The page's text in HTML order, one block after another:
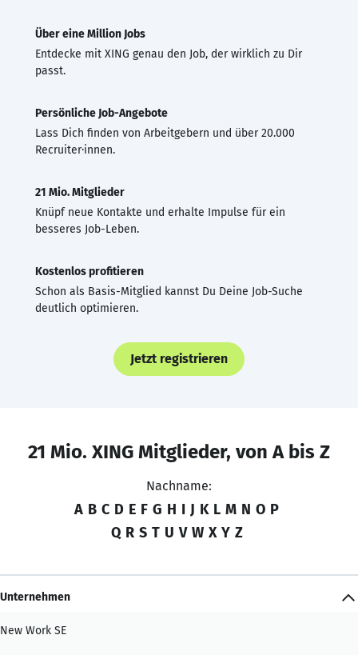
Über eine Million Jobs
Entdecke mit XING genau den Job, der wirklich zu Dir
passt.
Persönliche Job-Angebote
Lass Dich finden von Arbeitgebern und über 20.000
Recruiter·innen.
21 Mio. Mitglieder
Knüpf neue Kontakte und erhalte Impulse für ein
besseres Job-Leben.
Kostenlos profitieren
Schon als Basis-Mitglied kannst Du Deine Job-Suche
deutlich optimieren.
Jetzt registrieren
21 Mio. XING Mitglieder, von A bis Z
Nachname:
A B C D E F G H I J K L M N O P
Q R S T U V W X Y Z
Unternehmen
New Work SE